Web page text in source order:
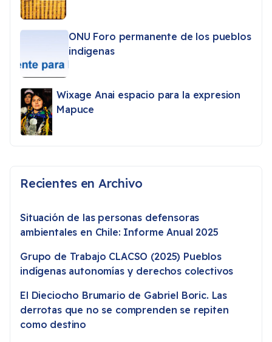
ONU Foro permanente de los pueblos
indigenas
Wixage Anai espacio para la expresion
Mapuce
Recientes en Archivo
Situación de las personas defensoras
ambientales en Chile: Informe Anual 2025
Grupo de Trabajo CLACSO (2025) Pueblos
indígenas autonomías y derechos colectivos
El Dieciocho Brumario de Gabriel Boric. Las
derrotas que no se comprenden se repiten
como destino